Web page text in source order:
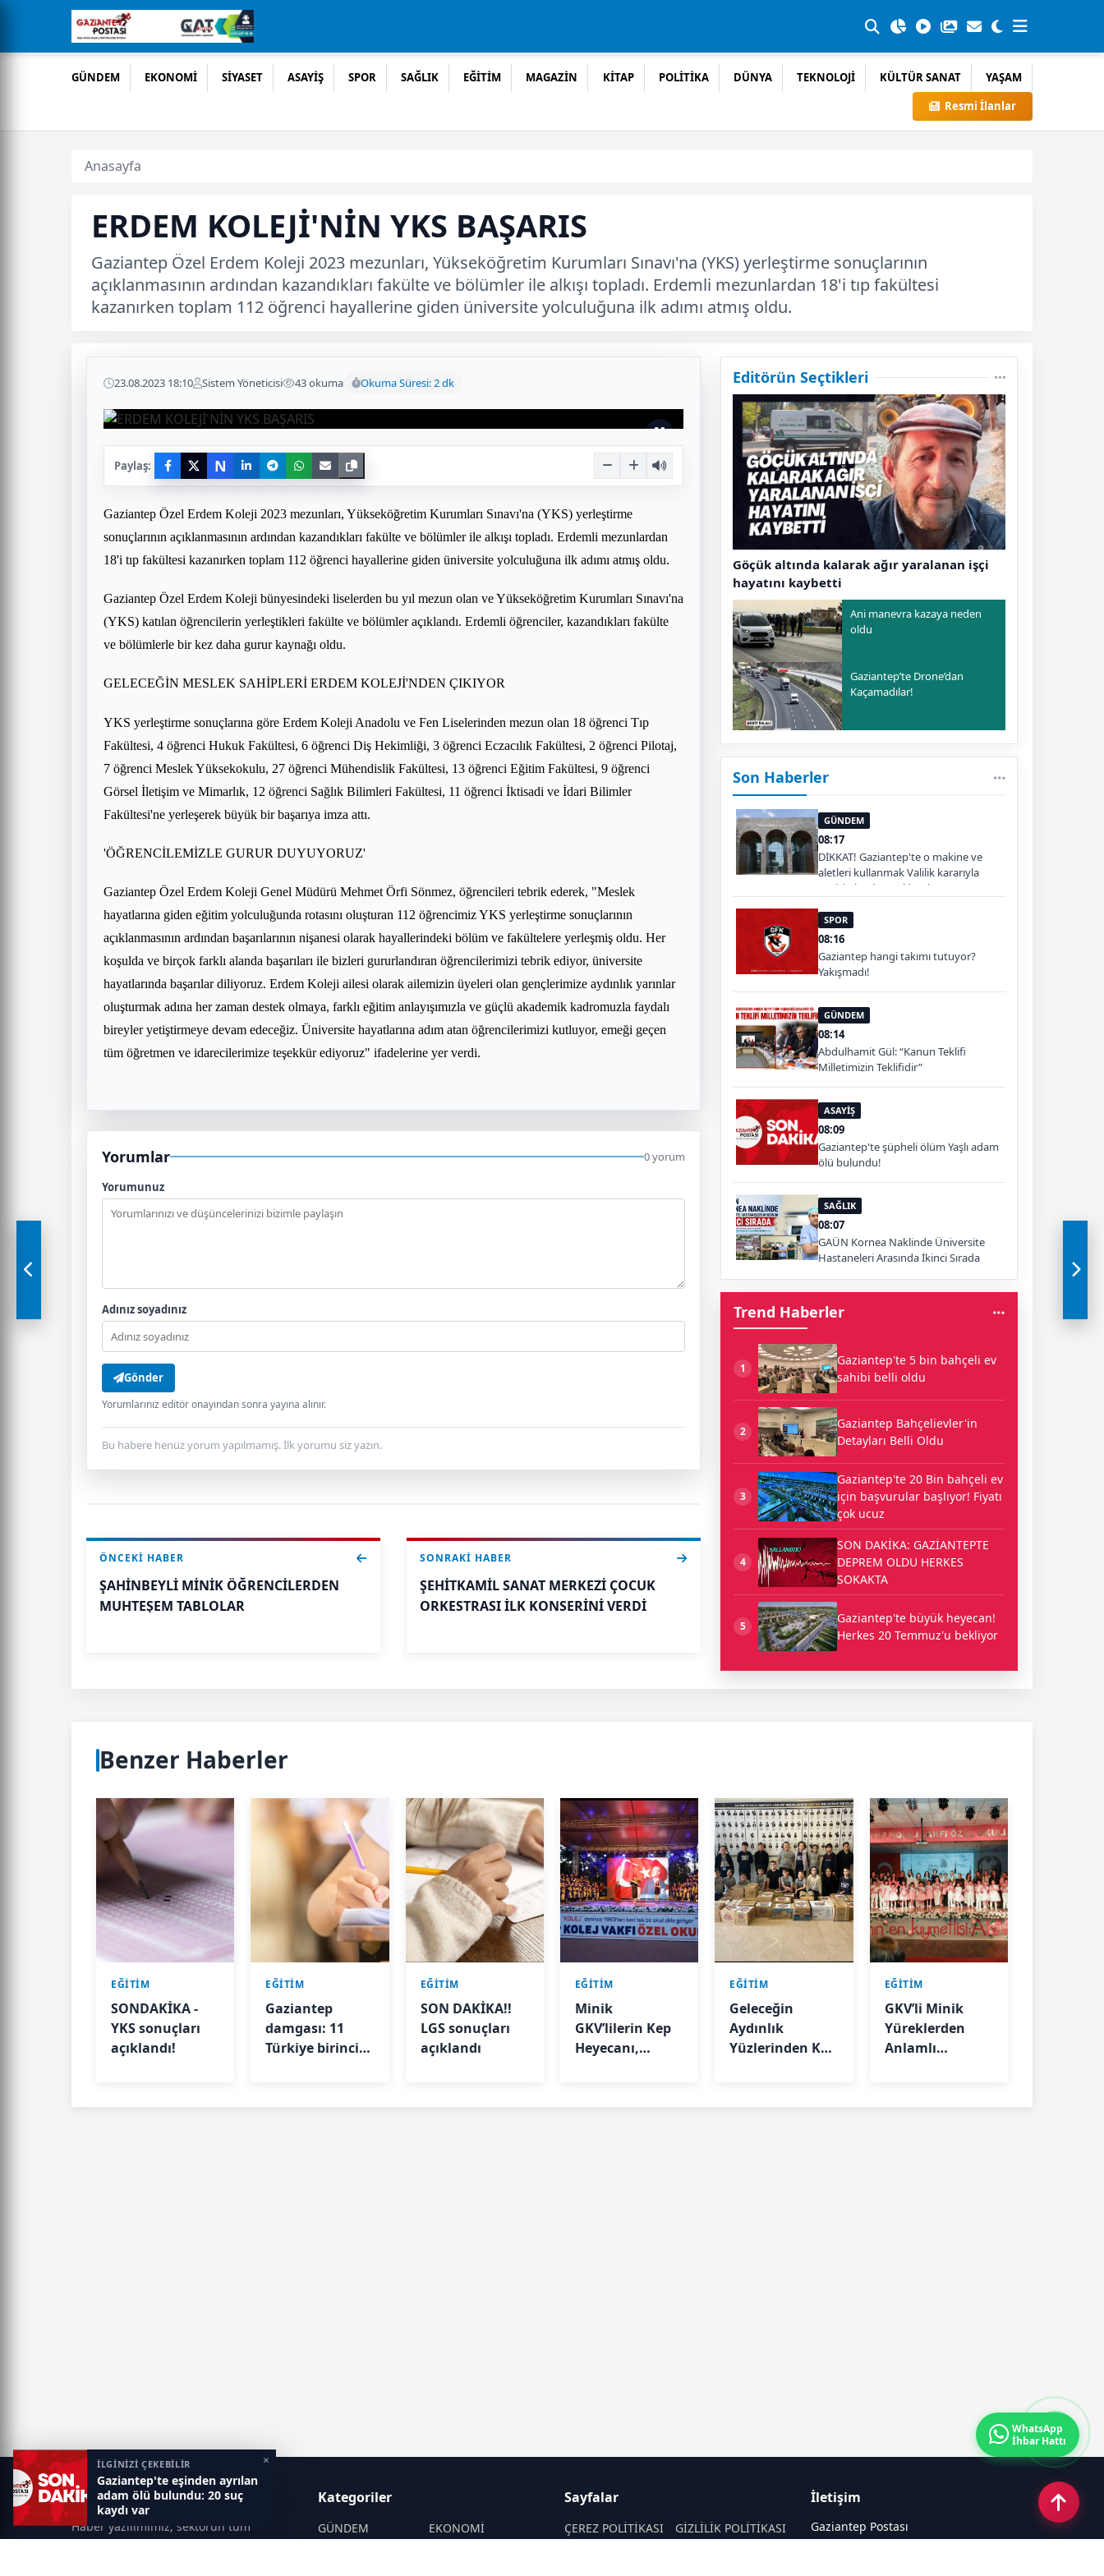
GÜNDEM EKONOMİ SİYASET ASAYİŞ SPOR SAĞLIK EĞİTİM MAGAZİN KİTAP POLİTİKA DÜNYA TEKNOLOJİ KÜLTÜR SANAT
YAŞAM
Resmi İlanlar
Anasayfa
ERDEM KOLEJİ'NİN YKS BAŞARIS
Gaziantep Özel Erdem Koleji 2023 mezunları, Yükseköğretim Kurumları Sınavı'na (YKS) yerleştirme sonuçlarının
açıklanmasının ardından kazandıkları fakülte ve bölümler ile alkışı topladı. Erdemli mezunlardan 18'i tıp fakültesi
kazanırken toplam 112 öğrenci hayallerine giden üniversite yolculuğuna ilk adımı atmış oldu.
23.08.2023 18:10 Sistem Yöneticisi 43 okuma Okuma Süresi: 2 dk
Paylaş: N
Gaziantep Özel Erdem Koleji 2023 mezunları, Yükseköğretim Kurumları Sınavı'na (YKS) yerleştirme
sonuçlarının açıklanmasının ardından kazandıkları fakülte ve bölümler ile alkışı topladı. Erdemli mezunlardan
18'i tıp fakültesi kazanırken toplam 112 öğrenci hayallerine giden üniversite yolculuğuna ilk adımı atmış oldu.
Gaziantep Özel Erdem Koleji bünyesindeki liselerden bu yıl mezun olan ve Yükseköğretim Kurumları Sınavı'na
(YKS) katılan öğrencilerin yerleştikleri fakülte ve bölümler açıklandı. Erdemli öğrenciler, kazandıkları fakülte
ve bölümlerle bir kez daha gurur kaynağı oldu.
GELECEĞİN MESLEK SAHİPLERİ ERDEM KOLEJİ'NDEN ÇIKIYOR
YKS yerleştirme sonuçlarına göre Erdem Koleji Anadolu ve Fen Liselerinden mezun olan 18 öğrenci Tıp
Fakültesi, 4 öğrenci Hukuk Fakültesi, 6 öğrenci Diş Hekimliği, 3 öğrenci Eczacılık Fakültesi, 2 öğrenci Pilotaj,
7 öğrenci Meslek Yüksekokulu, 27 öğrenci Mühendislik Fakültesi, 13 öğrenci Eğitim Fakültesi, 9 öğrenci
Görsel İletişim ve Mimarlık, 12 öğrenci Sağlık Bilimleri Fakültesi, 11 öğrenci İktisadi ve İdari Bilimler
Fakültesi'ne yerleşerek büyük bir başarıya imza attı.
'ÖĞRENCİLEMİZLE GURUR DUYUYORUZ'
Gaziantep Özel Erdem Koleji Genel Müdürü Mehmet Örfi Sönmez, öğrencileri tebrik ederek, "Meslek
hayatlarına giden eğitim yolculuğunda rotasını oluşturan 112 öğrencimiz YKS yerleştirme sonuçlarının
açıklanmasının ardından başarılarının nişanesi olarak hayallerindeki bölüm ve fakültelere yerleşmiş oldu. Her
koşulda ve birçok farklı alanda başarıları ile bizleri gururlandıran öğrencilerimizi tebrik ediyor, üniversite
hayatlarında başarılar diliyoruz. Erdem Koleji ailesi olarak ailemizin üyeleri olan gençlerimize aydınlık yarınlar
oluşturmak adına her zaman destek olmaya, farklı eğitim anlayışımızla ve güçlü akademik kadromuzla faydalı
bireyler yetiştirmeye devam edeceğiz. Üniversite hayatlarına adım atan öğrencilerimizi kutluyor, emeği geçen
tüm öğretmen ve idarecilerimize teşekkür ediyoruz" ifadelerine yer verdi.
Yorumlar 0 yorum
Yorumunuz
Adınız soyadınız
Gönder
Yorumlarınız editör onayından sonra yayına alınır.
Bu habere henüz yorum yapılmamış. İlk yorumu siz yazın.
ÖNCEKI HABER
ŞAHİNBEYLİ MİNİK ÖĞRENCİLERDEN
MUHTEŞEM TABLOLAR
SONRAKI HABER
ŞEHİTKAMİL SANAT MERKEZİ ÇOCUK
ORKESTRASI İLK KONSERİNİ VERDİ
Editörün Seçtikleri
Göçük altında kalarak ağır yaralanan işçi
hayatını kaybetti
Ani manevra kazaya neden
oldu
Gaziantep’te Drone’dan
Kaçamadılar!
Son Haberler
GÜNDEM
08:17
DİKKAT! Gaziantep'te o makine ve
aletleri kullanmak Valilik kararıyla
geçici olarak yasaklandı
SPOR
08:16
Gaziantep hangi takımı tutuyor?
Yakışmadı!
GÜNDEM
08:14
Abdulhamit Gül: “Kanun Teklifi
Milletimizin Teklifidir”
ASAYİŞ
08:09
Gaziantep'te şüpheli ölüm Yaşlı adam
ölü bulundu!
SAĞLIK
08:07
GAÜN Kornea Naklinde Üniversite
Hastaneleri Arasında İkinci Sırada
Trend Haberler
1
Gaziantep'te 5 bin bahçeli ev
sahibi belli oldu
2
Gaziantep Bahçelievler'in
Detayları Belli Oldu
3
Gaziantep'te 20 Bin bahçeli ev
için başvurular başlıyor! Fiyatı
çok ucuz
4
SON DAKİKA: GAZİANTEPTE
DEPREM OLDU HERKES
SOKAKTA
5
Gaziantep'te büyük heyecan!
Herkes 20 Temmuz'u bekliyor
Benzer Haberler
EĞİTİM
SONDAKİKA -
YKS sonuçları
açıklandı!
EĞİTİM
Gaziantep
damgası: 11
Türkiye birincisi
EĞİTİM
SON DAKİKA!!
LGS sonuçları
açıklandı
EĞİTİM
Minik
GKV’lilerin Kep
Heyecanı,
EĞİTİM
Geleceğin
Aydınlık
Yüzlerinden Köy
EĞİTİM
GKV’li Minik
Yüreklerden
Anlamlı
İLGİNİZİ ÇEKEBİLİR
Gaziantep'te eşinden ayrılan
adam ölü bulundu: 20 suç
kaydı var
×
Gaziantep Postası
Haber yazılımımız, sektörün tüm
ihtiyaçlarını karşılayacak şekilde
Kategoriler
GÜNDEM
EKONOMİ
Sayfalar
ÇEREZ POLİTİKASI
GİZLİLİK POLİTİKASI
İletişim
Gaziantep Postası
WhatsApp
İhbar Hattı